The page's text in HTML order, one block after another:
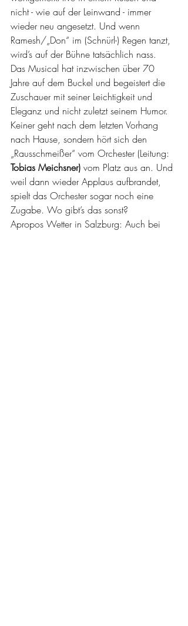
nicht - wie auf der Leinwand - immer
wieder neu angesetzt. Und wenn
Ramesh/„Don“ im (Schnürl-) Regen tanzt,
wird’s auf der Bühne tatsächlich nass.
Das Musical hat inzwischen über 70
Jahre auf dem Buckel und begeistert die
Zuschauer mit seiner Leichtigkeit und
Eleganz und nicht zuletzt seinem Humor.
Keiner geht nach dem letzten Vorhang
nach Hause, sondern hört sich den
„Rausschmeißer“ vom Orchester (Leitung:
Tobias Meichsner) vom Platz aus an. Und
weil dann wieder Applaus aufbrandet,
spielt das Orchester sogar noch eine
Zugabe. Wo gibt’s das sonst?
Apropos Wetter in Salzburg: Auch bei